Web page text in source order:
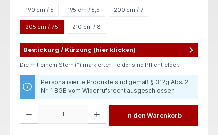
190 cm / 6 195 cm / 6,5 200 cm / 7
205 cm / 7,5 210 cm / 8
Bestickung / Kürzung (hier klicken)
Die mit einem Stern (*) markierten Felder sind Pflichtfelder.
Personalisierte Produkte sind gemäß § 312g Abs. 2
Nr. 1 BGB vom Widerrufsrecht ausgeschlossen
In den Warenkorb